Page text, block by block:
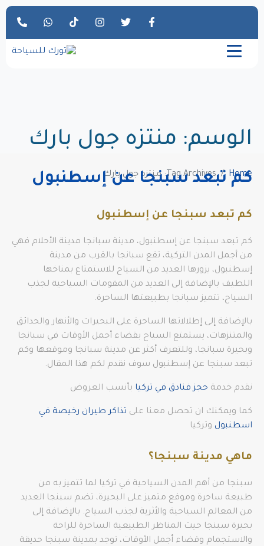
الوسم: منتزه جول بارك
Home Tag Archives: منتزه جول بارك
كم تبعد سبنجا عن إسطنبول
كم تبعد سبنجا عن إسطنبول
كم تبعد سبنجا عن إسطنبول، مدينة سبانجا مدينة الأحلام فهي
من أجمل المدن التركية، تقع سبانجا بالقرب من مدينة
إسطنبول، يزورها العديد من السياح للاستمتاع بمناخها
اللطيف بالإضافة إلى العديد من المقومات السياحية لجذب
السياح، تتميز سبانجا بطبيعتها الساحرة.
بالإضافة إلى إطلالاتها الساحرة على البحيرات والأنهار والحدائق
والمتنزهات، يستمتع السياح بقضاء أجمل الأوقات في سبانجا
وبحيرة سبانجا، وللتعرف أكثر عن مدينة سبانجا وموقعها وكم
تبعد سبنجا عن إسطنبول سوف نقدم لكم هذا المقال.
نقدم خدمة حجز فنادق في تركيا بأنسب العروض
كما ويمكنك ان تحصل معنا على تذاكر طيران رخيصة في
اسطنبول وتركيا
ماهي مدينة سبنجا؟
سبنجا من أهم المدن السياحية في تركيا لما تتميز به من
طبيعة ساحرة وموقع متميز على البحيرة، تضم سبنجا العديد
من المعالم السياحية والأثرية لجذب السياح. بالإضافة إلى
بحيرة سبنجا حيث المناظر الطبيعية الساحرة للراحة
والاستجمام وقضاء أجمل الأوقات، توجد بمدينة سبنجا حديقة